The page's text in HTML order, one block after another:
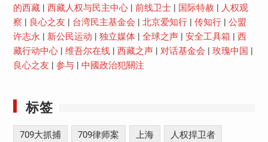
的西藏| 西藏人权与民主中心| 前线卫士| 国际特赦 | 人权观
察 | 良心之友 | 台湾民主基金会 | 北京爱知行| 传知行| 公盟
许志永 | 新公民运动 | 独立媒体| 全球之声| 安全工具箱 | 西
藏行动中心| 维吾尔在线| 西藏之声| 对话基金会 | 玫瑰中国 |
良心之友 | 参与| 中國政治犯關注
标签
709大抓捕 709律师案 上海 人权捍卫者